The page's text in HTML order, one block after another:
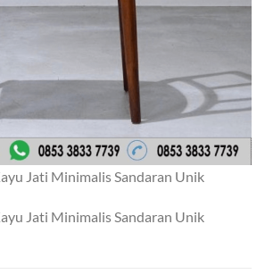
Jati Minimalis Sandaran Unik
Jati Minimalis Sandaran Unik